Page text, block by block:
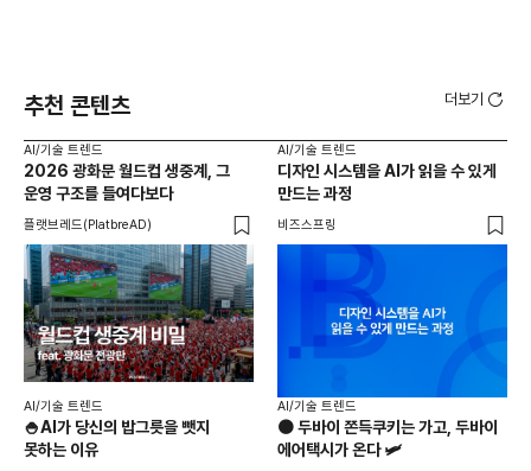
추천 콘텐츠 더보기
AI/기술 트렌드
2026 광화문 월드컵 생중계, 그
운영 구조를 들여다보다
플랫브레드(PlatbreAD)
AI/기술 트렌드
디자인 시스템을 AI가 읽을 수 있게
만드는 과정
비즈스프링
AI/기술 트렌드
🍚AI가 당신의 밥그릇을 뺏지
못하는 이유
AI/기술 트렌드
🟤 두바이 쫀득쿠키는 가고, 두바이
에어택시가 온다 🛩️